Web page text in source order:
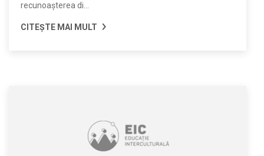
recunoaşterea di...
CITEȘTE MAI MULT